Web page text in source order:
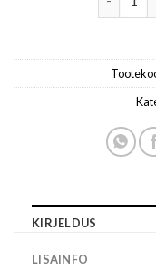
KIRJELDUS
LISAINFO